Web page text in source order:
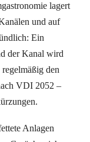
lagert
und auf
Ein
der Kanal wird
den
VDI 2052 –
Anlagen